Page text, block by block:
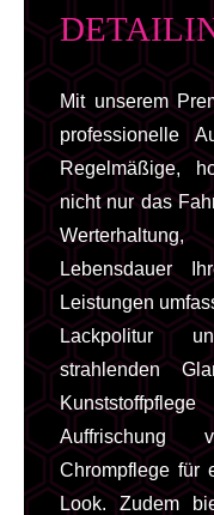
Mit unserem
professionelle
Regelmäßige,
nicht nur das
Lebensdauer
Leistungen
Lackpolitur
strahlenden
Auffrischung
Chrompflege für
Look. Zudem